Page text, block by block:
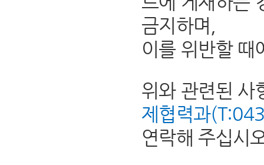
금지하며,
이를 위반할 때
위와 관련된 사
제협력과
연락해 주십시